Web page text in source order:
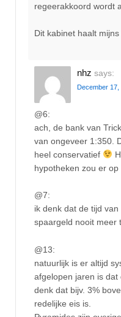
regeerakkoord wordt
Dit kabinet haalt
nhz says:
December 17,
@6:
ach, de bank van
van ongeveer 1:350.
heel conservatief
hypotheken zou er
@7:
ik denk dat de tijd
spaargeld nooit meer
@13:
natuurlijk is er altijd
afgelopen jaren is dat
denk dat bijv. 3%
redelijke eis is.